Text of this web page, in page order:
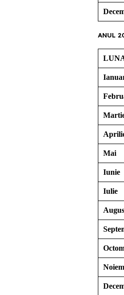
ANUL
Mai
Iunie
Iulie